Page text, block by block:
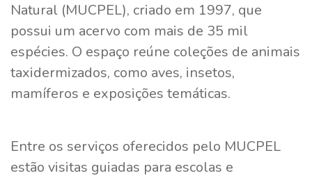
Natural (MUCPEL), criado em 1997, que
possui um acervo com mais de 35 mil
espécies. O espaço reúne coleções de animais
taxidermizados, como aves, insetos,
mamíferos e exposições temáticas.
Entre os serviços oferecidos pelo MUCPEL
estão visitas guiadas para escolas e